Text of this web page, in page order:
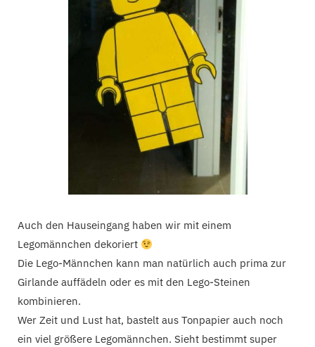
Auch den Hauseingang haben wir mit einem
Legomännchen dekoriert
Die Lego-Männchen kann man natürlich auch prima zur
Girlande auffädeln oder es mit den Lego-Steinen
kombinieren.
Wer Zeit und Lust hat, bastelt aus Tonpapier auch noch
ein viel größere Legomännchen. Sieht bestimmt super